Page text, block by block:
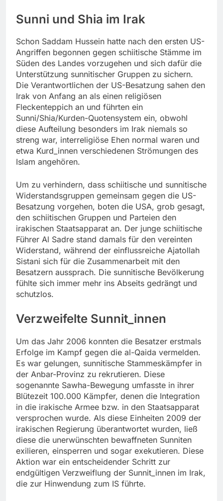
Sunni und Shia im Irak
Schon Saddam Hussein hatte nach den ersten US-
Angriffen begonnen gegen schiitische Stämme im
Süden des Landes vorzugehen und sich dafür die
Unterstützung sunnitischer Gruppen zu sichern.
Die Verantwortlichen der US-Besatzung sahen den
Irak von Anfang an als einen religiösen
Fleckenteppich an und führten ein
Sunni/Shia/Kurden-Quotensystem ein, obwohl
diese Aufteilung besonders im Irak niemals so
streng war, interreligiöse Ehen normal waren und
etwa Kurd_innen verschiedenen Strömungen des
Islam angehören.
Um zu verhindern, dass schiitische und sunnitische
Widerstandsgruppen gemeinsam gegen die US-
Besatzung vorgehen, boten die USA, grob gesagt,
den schiitischen Gruppen und Parteien den
irakischen Staatsapparat an. Der junge schiitische
Führer Al Sadre stand damals für den vereinten
Widerstand, während der einflussreiche Ajatollah
Sistani sich für die Zusammenarbeit mit den
Besatzern aussprach. Die sunnitische Bevölkerung
fühlte sich immer mehr ins Abseits gedrängt und
schutzlos.
Verzweifelte Sunnit_innen
Um das Jahr 2006 konnten die Besatzer erstmals
Erfolge im Kampf gegen die al-Qaida vermelden.
Es war gelungen, sunnitische Stammeskämpfer in
der Anbar-Provinz zu rekrutieren. Diese
sogenannte Sawha-Bewegung umfasste in ihrer
Blütezeit 100.000 Kämpfer, denen die Integration
in die irakische Armee bzw. in den Staatsapparat
versprochen wurde. Als diese Einheiten 2009 der
irakischen Regierung überantwortet wurden, ließ
diese die unerwünschten bewaffneten Sunniten
exilieren, einsperren und sogar exekutieren. Diese
Aktion war ein entscheidender Schritt zur
endgültigen Verzweiflung der Sunnit_innen im Irak,
die zur Hinwendung zum IS führte.